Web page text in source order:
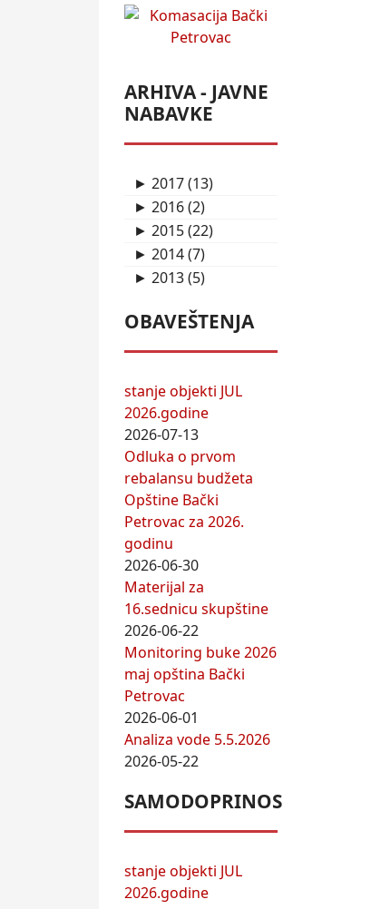
ARHIVA - JAVNE
NABAVKE
► 2017(13)
► 2016(2)
► 2015(22)
► 2014(7)
► 2013(5)
OBAVEŠTENJA
stanje objekti JUL
2026.godine
2026-07-13
Odluka o prvom
rebalansu budžeta
Opštine Bački
Petrovac za 2026.
godinu
2026-06-30
Materijal za
16.sednicu skupštine
2026-06-22
Monitoring buke 2026
maj opština Bački
Petrovac
2026-06-01
Analiza vode 5.5.2026
2026-05-22
SAMODOPRINOS
stanje objekti JUL
2026.godine